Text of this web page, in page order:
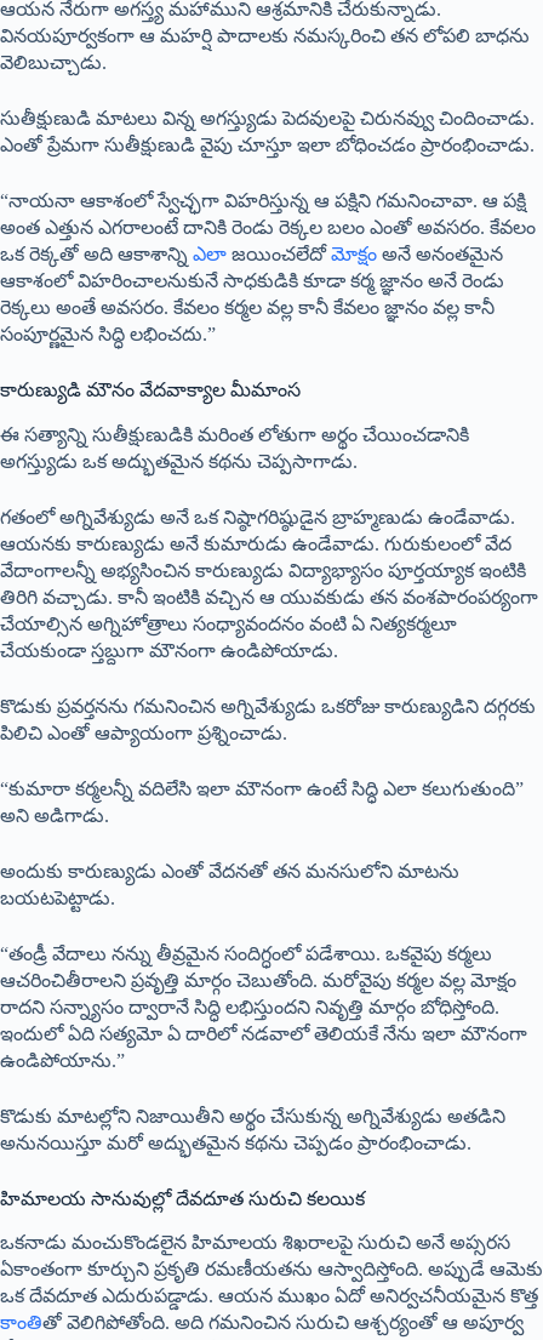
ఆయన నేరుగా అగస్త్య మహాముని ఆశ్రమానికి చేరుకున్నాడు.
వినయపూర్వకంగా ఆ మహర్షి పాదాలకు నమస్కరించి తన లోపలి బాధను
వెలిబుచ్చాడు.
సుతీక్షుణుడి మాటలు విన్న అగస్త్యుడు పెదవులపై చిరునవ్వు చిందించాడు.
ఎంతో ప్రేమగా సుతీక్షుణుడి వైపు చూస్తూ ఇలా బోధించడం ప్రారంభించాడు.
“నాయనా ఆకాశంలో స్వేచ్ఛగా విహరిస్తున్న ఆ పక్షిని గమనించావా. ఆ పక్షి
అంత ఎత్తున ఎగరాలంటే దానికి రెండు రెక్కల బలం ఎంతో అవసరం. కేవలం
ఒక రెక్కతో అది ఆకాశాన్ని ఎలా జయించలేదోమోక్షం అనే అనంతమైన
ఆకాశంలో విహరించాలనుకునే సాధకుడికి కూడా కర్మ జ్ఞానం అనే రెండు
రెక్కలు అంతే అవసరం. కేవలం కర్మల వల్ల కానీ కేవలం జ్ఞానం వల్ల కానీ
సంపూర్ణమైన సిద్ధి లభించదు.”
కారుణ్యుడి మౌనం వేదవాక్యాల మీమాంస
ఈ సత్యాన్ని సుతీక్షుణుడికి మరింత లోతుగా అర్థం చేయించడానికి
అగస్త్యుడు ఒక అద్భుతమైన కథను చెప్పసాగాడు.
గతంలో అగ్నివేశ్యుడు అనే ఒక నిష్ఠాగరిష్ఠుడైన బ్రాహ్మణుడు ఉండేవాడు.
ఆయనకు కారుణ్యుడు అనే కుమారుడు ఉండేవాడు. గురుకులంలో వేద
వేదాంగాలన్నీ అభ్యసించిన కారుణ్యుడు విద్యాభ్యాసం పూర్తయ్యాక ఇంటికి
తిరిగి వచ్చాడు. కానీ ఇంటికి వచ్చిన ఆ యువకుడు తన వంశపారంపర్యంగా
చేయాల్సిన అగ్నిహోత్రాలు సంధ్యావందనం వంటి ఏ నిత్యకర్మలూ
చేయకుండా స్తబ్దుగా మౌనంగా ఉండిపోయాడు.
కొడుకు ప్రవర్తనను గమనించిన అగ్నివేశ్యుడు ఒకరోజు కారుణ్యుడిని దగ్గరకు
పిలిచి ఎంతో ఆప్యాయంగా ప్రశ్నించాడు.
“కుమారా కర్మలన్నీ వదిలేసి ఇలా మౌనంగా ఉంటే సిద్ధి ఎలా కలుగుతుంది”
అని అడిగాడు.
అందుకు కారుణ్యుడు ఎంతో వేదనతో తన మనసులోని మాటను
బయటపెట్టాడు.
“తండ్రీ వేదాలు నన్ను తీవ్రమైన సందిగ్ధంలో పడేశాయి. ఒకవైపు కర్మలు
ఆచరించితీరాలని ప్రవృత్తి మార్గం చెబుతోంది. మరోవైపు కర్మల వల్ల మోక్షం
రాదని సన్న్యాసం ద్వారానే సిద్ధి లభిస్తుందని నివృత్తి మార్గం బోధిస్తోంది.
ఇందులో ఏది సత్యమో ఏ దారిలో నడవాలో తెలియకే నేను ఇలా మౌనంగా
ఉండిపోయాను.”
కొడుకు మాటల్లోని నిజాయితీని అర్థం చేసుకున్న అగ్నివేశ్యుడు అతడిని
అనునయిస్తూ మరో అద్భుతమైన కథను చెప్పడం ప్రారంభించాడు.
హిమాలయ సానువుల్లో దేవదూత సురుచి కలయిక
ఒకనాడు మంచుకొండలైన హిమాలయ శిఖరాలపై సురుచి అనే అప్సరస
ఏకాంతంగా కూర్చుని ప్రకృతి రమణీయతను ఆస్వాదిస్తోంది. అప్పుడే ఆమెకు
ఒక దేవదూత ఎదురుపడ్డాడు. ఆయన ముఖం ఏదో అనిర్వచనీయమైన కొత్త
కాంతితో వెలిగిపోతోంది. అది గమనించిన సురుచి ఆశ్చర్యంతో ఆ అపూర్వ